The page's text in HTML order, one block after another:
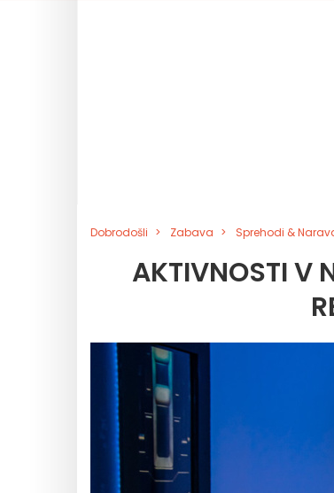
Dobrodošli Zabava Sprehodi &
AKTIVNOSTI V